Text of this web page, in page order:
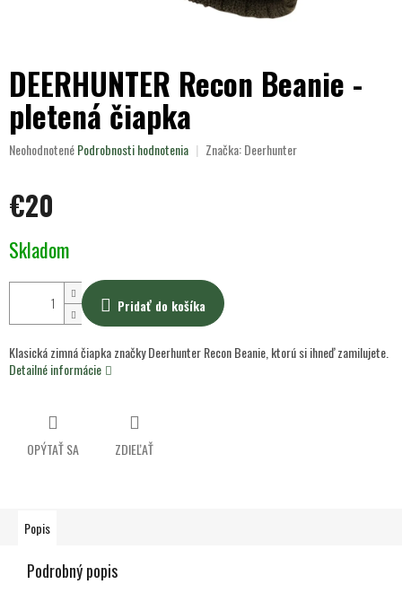
DEERHUNTER Recon Beanie -
pletená čiapka
Priemerné
je
0,0
5
NeohodnotenéPodrobnosti hodnotenia Značka:Deerhunter
€20
cena:
Skladom
Pridať do košíka
Klasická zimná čiapka značky Deerhunter Recon Beanie, ktorú si ihneď zamilujete.
Detailné informácie
OPÝTAŤ SA ZDIEĽAŤ
Popis
Podrobný popis